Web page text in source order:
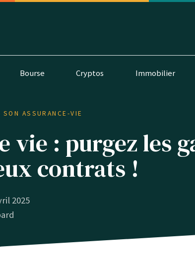
Bourse Cryptos Immobilier
SON ASSURANCE-VIE
vie : purgez les
contrats !
2025